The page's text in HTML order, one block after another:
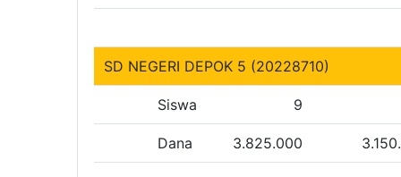
SD NEGERI DEPOK 5 (20228710)
Siswa 9
Dana 3.825.000